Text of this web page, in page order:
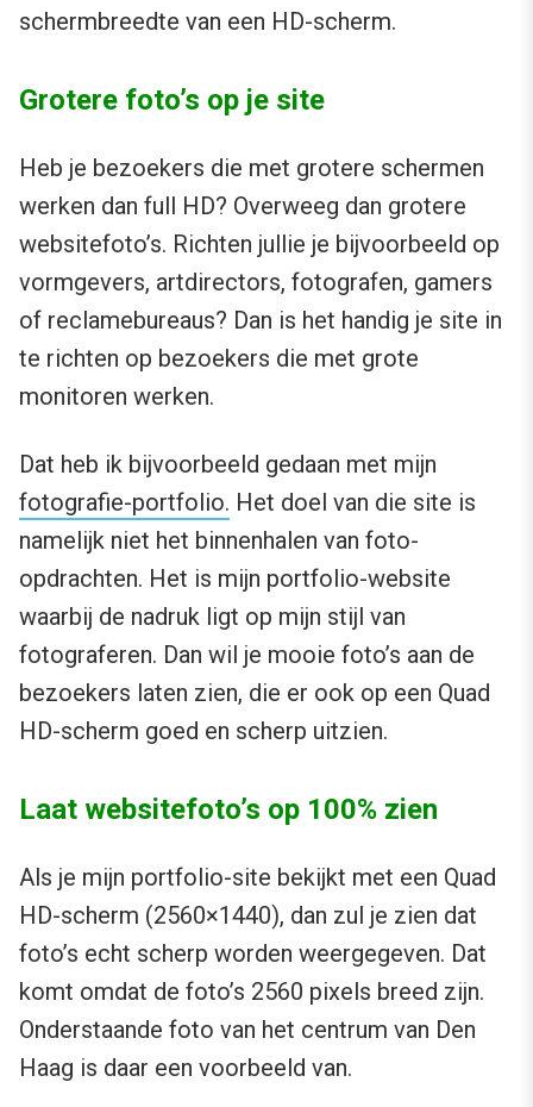
schermbreedte van een HD-scherm.
Grotere foto’s op je site
Heb je bezoekers die met grotere schermen
werken dan full HD? Overweeg dan grotere
websitefoto’s. Richten jullie je bijvoorbeeld op
vormgevers, artdirectors, fotografen, gamers
of reclamebureaus? Dan is het handig je site in
te richten op bezoekers die met grote
monitoren werken.
Dat heb ik bijvoorbeeld gedaan met mijn
fotografie-portfolio. Het doel van die site is
namelijk niet het binnenhalen van foto-
opdrachten. Het is mijn portfolio-website
waarbij de nadruk ligt op mijn stijl van
fotograferen. Dan wil je mooie foto’s aan de
bezoekers laten zien, die er ook op een Quad
HD-scherm goed en scherp uitzien.
Laat websitefoto’s op 100% zien
Als je mijn portfolio-site bekijkt met een Quad
HD-scherm (2560×1440), dan zul je zien dat
foto’s echt scherp worden weergegeven. Dat
komt omdat de foto’s 2560 pixels breed zijn.
Onderstaande foto van het centrum van Den
Haag is daar een voorbeeld van.